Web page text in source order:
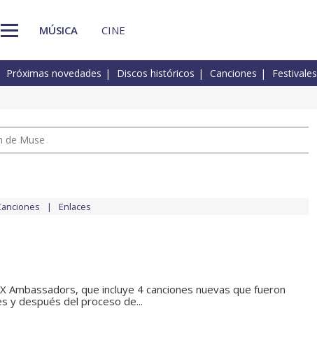
MÚSICA CINE
Próximas novedades Discos históricos Canciones Festivales
de Muse
Enlaces
Ambassadors, que incluye 4 canciones nuevas que fueron
y después del proceso de...